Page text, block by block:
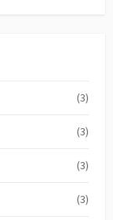
(3)
(3)
(3)
(3)